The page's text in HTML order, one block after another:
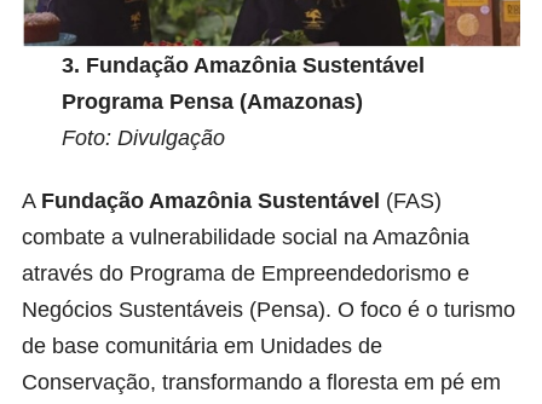
3. Fundação Amazônia Sustentável
Programa Pensa (Amazonas)
Foto: Divulgação
A Fundação Amazônia Sustentável (FAS)
combate a vulnerabilidade social na Amazônia
através do Programa de Empreendedorismo e
Negócios Sustentáveis (Pensa). O foco é o turismo
de base comunitária em Unidades de
Conservação, transformando a floresta em pé em